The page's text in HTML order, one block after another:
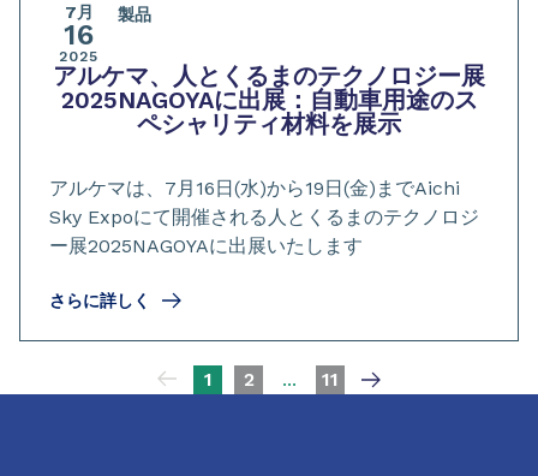
7月
16
2025
製品
アルケマ、人とくるまのテクノロジー展
2025NAGOYAに出展：自動車用途のス
ペシャリティ材料を展示
アルケマは、7月16日(水)から19日(金)までAichi
Sky Expoにて開催される人とくるまのテクノロジ
ー展2025NAGOYAに出展いたします
さらに詳しく
ページネーション
1 2 ... 11